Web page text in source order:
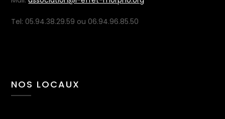
Tel: 05.94.38.29.59 ou 06.94.96.85.50
NOS LOCAUX